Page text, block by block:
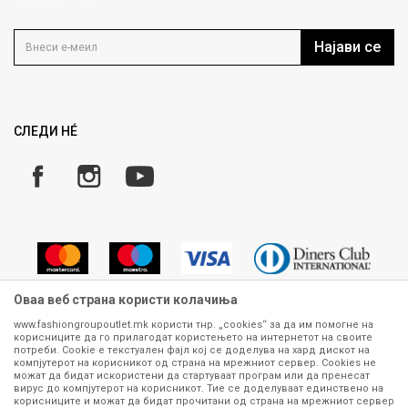
Кариера
Како да купите
Замена и рефундација на производи
Плаќање
Најави се
СЛЕДИ НÉ
Сите информации околу производите кои се изложени на нашата
онлајн продавница се стремиме да бидат конкретни, точни и прецизни,
меѓутоа не можеме да гарантираме дека се без ниту една грешка или
пак дека сите производи во моментот се достапни на залиха.
Оваа веб страна користи колачиња
www.fashiongroupoutlet.mk користи тнр. „cookies“ за да им помогне на
корисниците да го прилагодат користењето на интернетот на своите
потреби. Cookie е текстуален фајл кој се доделува на хард дискот на
компјутерот на корисникот од страна на мрежниот сервер. Cookies не
можат да бидат искористени да стартуваат програм или да пренесат
вирус до компјутерот на корисникот. Тие се доделуваат единствено на
корисниците и можат да бидат прочитани од страна на мрежниот сервер